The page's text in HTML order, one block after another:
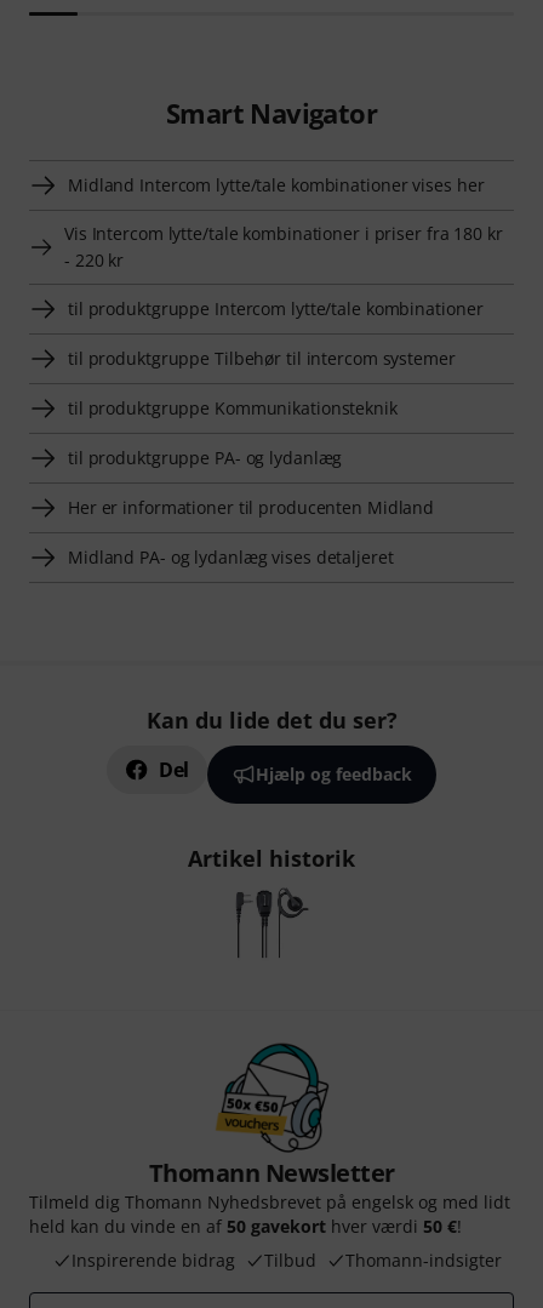
Smart Navigator
Midland Intercom lytte/tale kombinationer vises her
Vis Intercom lytte/tale kombinationer i priser fra 180 kr
- 220 kr
til produktgruppe Intercom lytte/tale kombinationer
til produktgruppe Tilbehør til intercom systemer
til produktgruppe Kommunikationsteknik
til produktgruppe PA- og lydanlæg
Her er informationer til producenten Midland
Midland PA- og lydanlæg vises detaljeret
Kan du lide det du ser?
Del Hjælp og feedback
Artikel historik
Thomann Newsletter
Tilmeld dig Thomann Nyhedsbrevet på engelsk og med lidt
held kan du vinde en af 50 gavekort hver værdi 50 €!
Inspirerende bidrag
Tilbud Thomann-indsigter